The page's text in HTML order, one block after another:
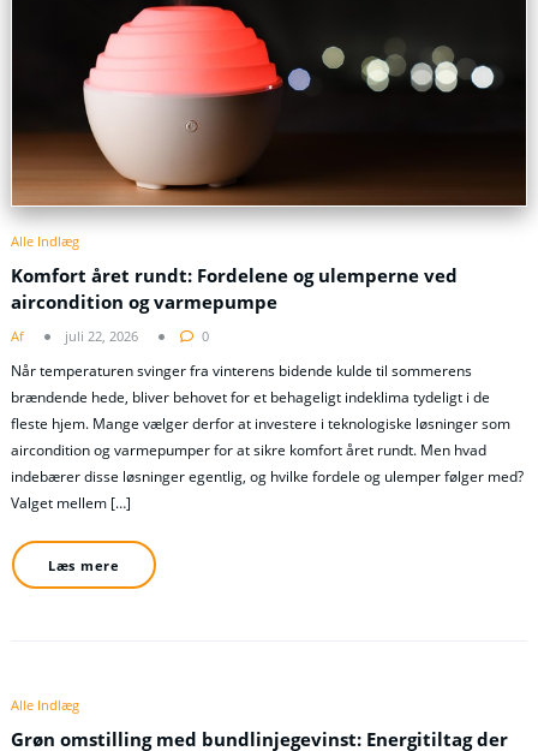
Alle Indlæg
Komfort året rundt: Fordelene og ulemperne ved
aircondition og varmepumpe
Af juli 22, 2026 0
Når temperaturen svinger fra vinterens bidende kulde til sommerens
brændende hede, bliver behovet for et behageligt indeklima tydeligt i de
fleste hjem. Mange vælger derfor at investere i teknologiske løsninger som
aircondition og varmepumper for at sikre komfort året rundt. Men hvad
indebærer disse løsninger egentlig, og hvilke fordele og ulemper følger med?
Valget mellem […]
Læs mere
Alle Indlæg
Grøn omstilling med bundlinjegevinst: Energitiltag der